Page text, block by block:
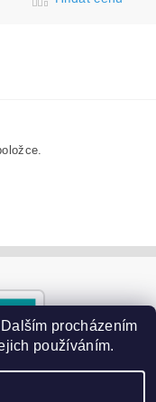
procházením
používáním.